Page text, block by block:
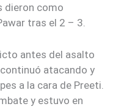
dieron como
tras el 2 – 3.
antes del asalto
atacando y
a la cara de Preeti.
y estuvo en